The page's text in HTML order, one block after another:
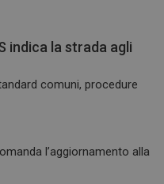
indica la strada agli
comuni, procedure